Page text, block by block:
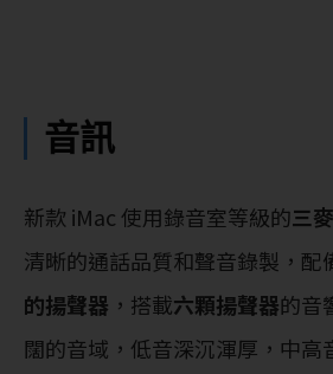
音訊
新款 iMac 使用錄音室等級的三
清晰的通話品質和聲音錄製，配
的揚聲器 ，搭載六顆揚聲器的音
闊的音域，低音深沉渾厚，中高